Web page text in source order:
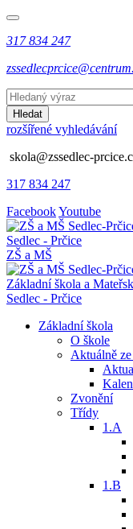
317 834 247
Hledat
rozšířené vyhledávání
skola@zssedlec-
317 834 247
FacebookYoutube
Sedlec - Prčice
ZŠ a MŠ
Základní škola a
Sedlec - Prčice
Základní škola
O škole
Aktuálně
Zvonění
Třídy
1.A
1.B